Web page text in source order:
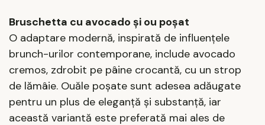
Bruschetta cu avocado și ou poșat
O adaptare modernă, inspirată de influențele
brunch-urilor contemporane, include avocado
cremos, zdrobit pe pâine crocantă, cu un strop
de lămâie. Ouăle poșate sunt adesea adăugate
pentru un plus de eleganță și substanță, iar
această variantă este preferată mai ales de